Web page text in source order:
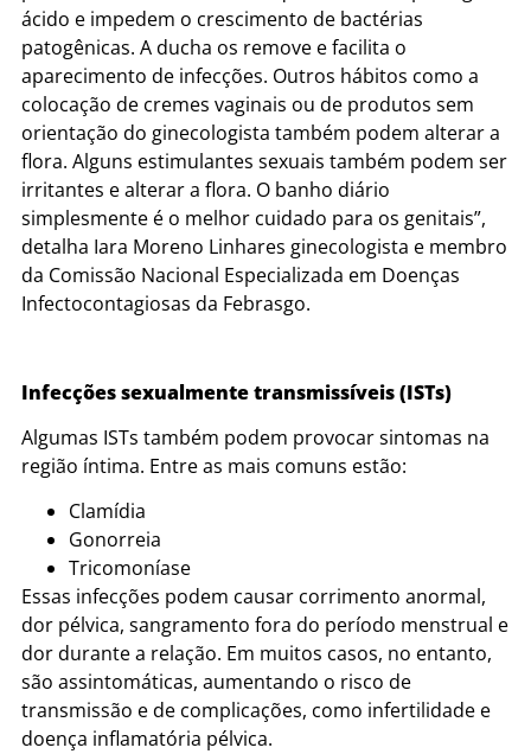
ácido e impedem o crescimento de bactérias
patogênicas. A ducha os remove e facilita o
aparecimento de infecções. Outros hábitos como a
colocação de cremes vaginais ou de produtos sem
orientação do ginecologista também podem alterar a
flora. Alguns estimulantes sexuais também podem ser
irritantes e alterar a flora. O banho diário
simplesmente é o melhor cuidado para os genitais”,
detalha Iara Moreno Linhares ginecologista e membro
da Comissão Nacional Especializada em Doenças
Infectocontagiosas da Febrasgo.
Infecções sexualmente transmissíveis (ISTs)
Algumas ISTs também podem provocar sintomas na
região íntima. Entre as mais comuns estão:
Clamídia
Gonorreia
Tricomoníase
Essas infecções podem causar corrimento anormal,
dor pélvica, sangramento fora do período menstrual e
dor durante a relação. Em muitos casos, no entanto,
são assintomáticas, aumentando o risco de
transmissão e de complicações, como infertilidade e
doença inflamatória pélvica.